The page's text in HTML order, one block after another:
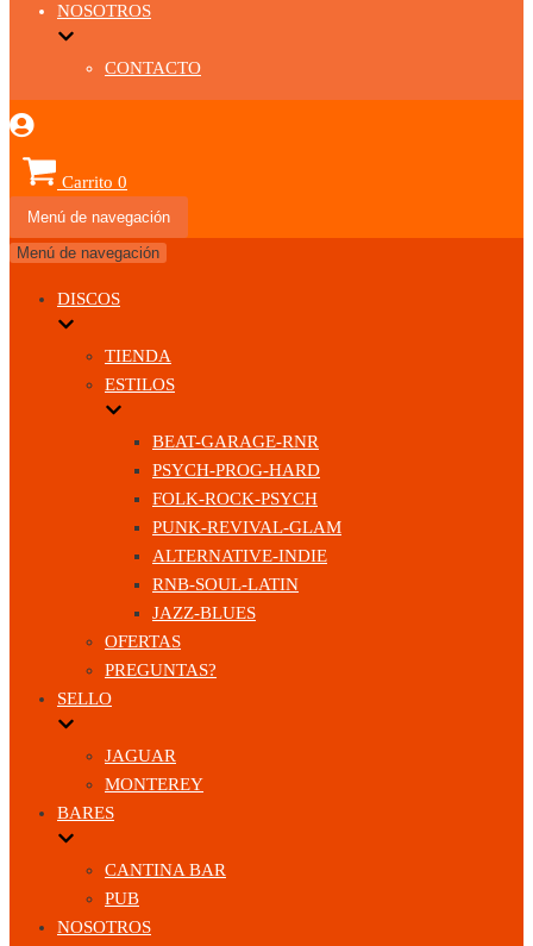
NOSOTROS
CONTACTO
Carrito 0
Menú de navegación
Menú de navegación
DISCOS
TIENDA
ESTILOS
BEAT-GARAGE-RNR
PSYCH-PROG-HARD
FOLK-ROCK-PSYCH
PUNK-REVIVAL-GLAM
ALTERNATIVE-INDIE
RNB-SOUL-LATIN
JAZZ-BLUES
OFERTAS
PREGUNTAS?
SELLO
JAGUAR
MONTEREY
BARES
CANTINA BAR
PUB
NOSOTROS